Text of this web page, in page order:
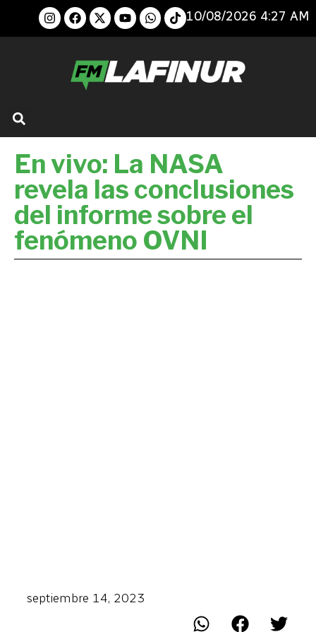
10/08/2026 4:27 AM
En vivo: La NASA
revela las conclusiones
del informe sobre el
fenómeno OVNI
septiembre 14, 2023